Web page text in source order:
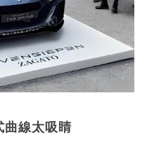
曲線太吸睛